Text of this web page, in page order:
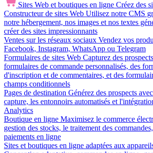
Sites Web et boutiques en ligne Créez des
Constructeur de sites Web Utilisez notre CMS
notre hébergement, nos images et nos textes
créer des sites impressionnants
Ventes sur les réseaux sociaux Vendez vos
Facebook, Instagram, WhatsApp ou Telegram
Formulaires de sites Web Capturez des
formulaires de commande personnalisés, des
d'inscription et de commentaires, et des
champs conditionnels
Pages de destination Générez des prospects
capture, les entonnoirs automatisés et
Analytics
Boutique en ligne Maximisez le commerce
gestion des stocks, le traitement des
paiements en ligne
Sites et boutiques en ligne adaptées aux